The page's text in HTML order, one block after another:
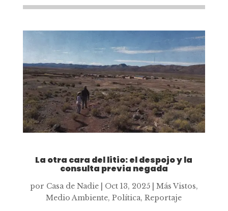
La otra cara del litio: el despojo y la
consulta previa negada
por Casa de Nadie| Oct 13, 2025| Más Vistos,
Medio Ambiente,Política,Reportaje